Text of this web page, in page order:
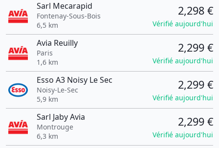
Sarl Mecarapid
Fontenay-Sous-Bois
6,5 km
2,298 €
Vérifié aujourd'hui
Avia Reuilly
Paris
1,6 km
2,299 €
Vérifié aujourd'hui
Esso A3 Noisy Le Sec
Noisy-Le-Sec
5,9 km
2,299 €
Vérifié aujourd'hui
Sarl Jaby Avia
Montrouge
6,3 km
2,299 €
Vérifié aujourd'hui